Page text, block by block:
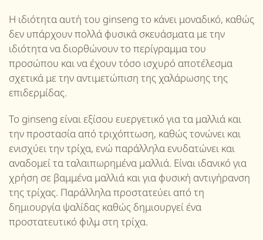
Η ιδιότητα αυτή του ginseng το κάνει μοναδικό, καθώς
δεν υπάρχουν πολλά φυσικά σκευάσματα με την
ιδιότητα να διορθώνουν το περίγραμμα του
προσώπου και να έχουν τόσο ισχυρό αποτέλεσμα
σχετικά με την αντιμετώπιση της χαλάρωσης της
επιδερμίδας.
Το ginseng είναι εξίσου ευεργετικό για τα μαλλιά και
την προστασία από τριχόπτωση, καθώς τονώνει και
ενισχύει την τρίχα, ενώ παράλληλα ενυδατώνει και
αναδομεί τα ταλαιπωρημένα μαλλιά. Είναι ιδανικό για
χρήση σε βαμμένα μαλλιά και για φυσική αντιγήρανση
της τρίχας. Παράλληλα προστατεύει από τη
δημιουργία ψαλίδας καθώς δημιουργεί ένα
προστατευτικό φιλμ στη τρίχα.